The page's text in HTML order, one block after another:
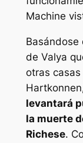
Machine
Basándose
de Valya
otras
levantará
la muerte
Richese.